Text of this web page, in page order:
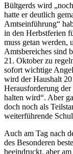
Bültgerds wird
hatte er deutlich
Amtseinführung“
in den Herbstferien
muss getan werden,
Amtsbereiches sind
21. Oktober zu
sofort wichtige
wird der Haushalt
Herausforderung
halten wird“. Aber
doch noch als
weiterführende
Auch am Tag nach
des Besonderen
beeindruckt, aber